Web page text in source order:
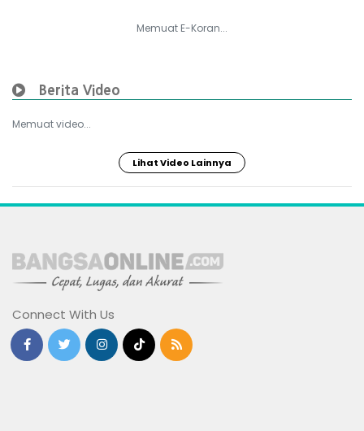
Memuat E-Koran...
Berita Video
Memuat video...
Lihat Video Lainnya
Connect With Us